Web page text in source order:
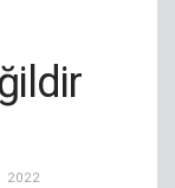
2022